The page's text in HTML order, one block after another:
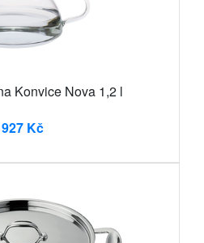
Konvice Nova 1,2 l
927 Kč